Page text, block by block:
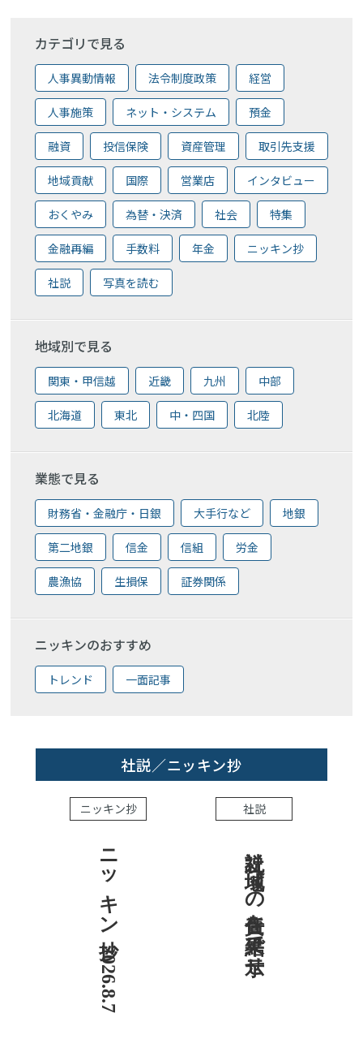
カテゴリで見る
人事異動情報 法令制度政策 経営
人事施策 ネット・システム 預金
融資 投信保険 資産管理 取引先支援
地域貢献 国際 営業店 インタビュー
おくやみ 為替・決済 社会 特集
金融再編 手数料 年金 ニッキン抄
社説 写真を読む
地域別で見る
関東・甲信越 近畿 九州 中部
北海道 東北 中・四国 北陸
業態で見る
財務省・金融庁・日銀 大手行など 地銀
第二地銀 信金 信組 労金
農漁協 生損保 証券関係
ニッキンのおすすめ
トレンド 一面記事
社説／ニッキン抄
ニッキン抄
ニッキン抄 2026.8.7
社説
社説 地域への責任を結果で示せ